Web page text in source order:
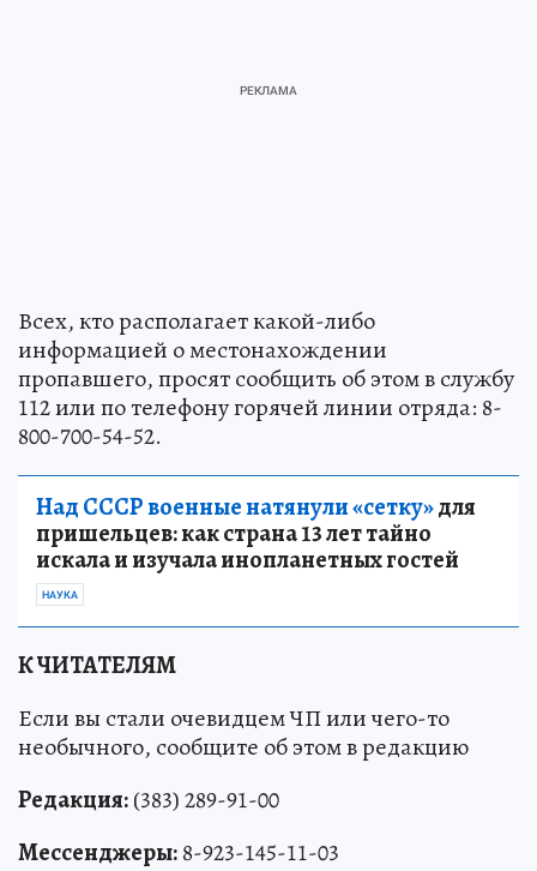
Всех, кто располагает какой-либо
информацией о местонахождении
пропавшего, просят сообщить об этом в службу
112 или по телефону горячей линии отряда: 8-
800-700-54-52.
Над СССР военные натянули «сетку»для
пришельцев: как страна 13 лет тайно
искала и изучала инопланетных гостей
НАУКА
К ЧИТАТЕЛЯМ
Если вы стали очевидцем ЧП или чего-то
необычного, сообщите об этом в редакцию
Редакция:(383) 289-91-00
Мессенджеры:8-923-145-11-03